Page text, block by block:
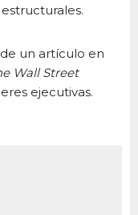
un artículo en
Wall Street
ejecutivas.